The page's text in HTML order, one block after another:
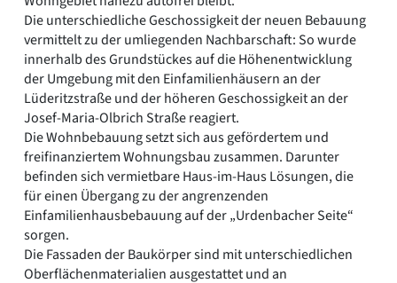
Die unterschiedliche Geschossigkeit der neuen Bebauung
vermittelt zu der umliegenden Nachbarschaft: So wurde
innerhalb des Grundstückes auf die Höhenentwicklung
der Umgebung mit den Einfamilienhäusern an der
Lüderitzstraße und der höheren Geschossigkeit an der
Josef-Maria-Olbrich Straße reagiert.
Die Wohnbebauung setzt sich aus gefördertem und
freifinanziertem Wohnungsbau zusammen. Darunter
befinden sich vermietbare Haus-im-Haus Lösungen, die
für einen Übergang zu der angrenzenden
Einfamilienhausbebauung auf der „Urdenbacher Seite“
sorgen.
Die Fassaden der Baukörper sind mit unterschiedlichen
Oberflächenmaterialien ausgestattet und an